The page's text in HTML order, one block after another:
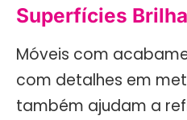
Superfícies
Móveis com
com detalhes em
também ajudam a